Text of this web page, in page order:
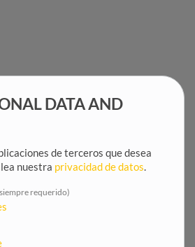
DATA AND
de terceros que desea
nuestra privacidad de datos.
requerido)